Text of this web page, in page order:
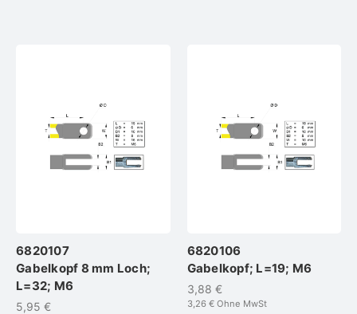
6820107
Gabelkopf 8 mm Loch;
L=32; M6
5,95 €
6820106
Gabelkopf; L=19; M6
3,88 €
3,26 €Ohne MwSt